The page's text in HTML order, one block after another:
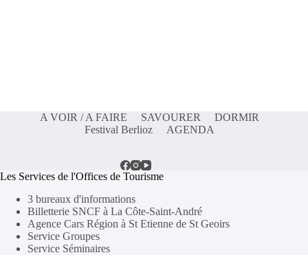
A VOIR / A FAIRE SAVOURER
DORMIR
Festival Berlioz
AGENDA
Les Services de l'Offices de Tourisme
3 bureaux d'informations
Billetterie SNCF à La Côte-Saint-André
Agence Cars Région à St Etienne de St Geoirs
Service Groupes
Service Séminaires